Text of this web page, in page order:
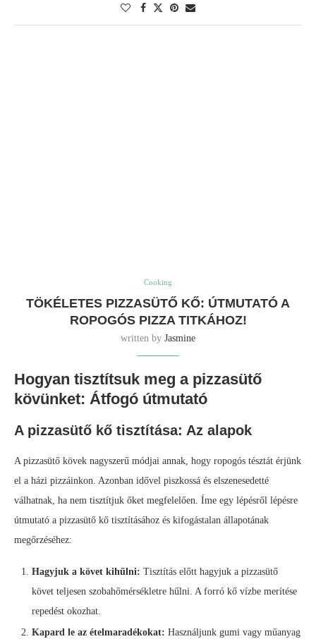
Cooking
TÖKÉLETES PIZZASÜTŐ KŐ: ÚTMUTATÓ A
ROPOGÓS PIZZA TITKÁHOZ!
written by Jasmine
Hogyan tisztítsuk meg a pizzasütő
kövünket: Átfogó útmutató
A pizzasütő kő tisztítása: Az alapok
A pizzasütő kövek nagyszerű módjai annak, hogy ropogós tésztát érjünk
el a házi pizzáinkon. Azonban idővel piszkossá és elszenesedetté
válhatnak, ha nem tisztítjuk őket megfelelően. Íme egy lépésről lépésre
útmutató a pizzasütő kő tisztításához és kifogástalan állapotának
megőrzéséhez:
Hagyjuk a követ kihűlni: Tisztítás előtt hagyjuk a pizzasütő
követ teljesen szobahőmérsékletre hűlni. A forró kő vízbe merítése
repedést okozhat.
Kapard le az ételmaradékokat: Használjunk gumi vagy műanyag